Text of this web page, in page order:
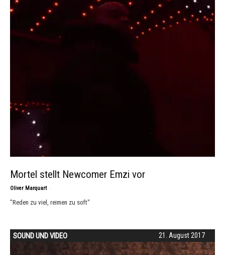
Mortel stellt Newcomer Emzi vor
Oliver Marquart -
"Reden zu viel, reimen zu soft"
21. August 2017
SOUND UND VIDEO